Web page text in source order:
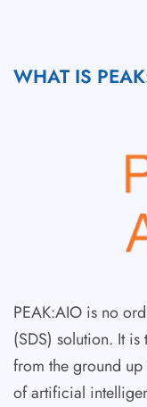
WHAT IS
PEAK:AIO is no
(SDS) solution. It
from the ground up
of artificial